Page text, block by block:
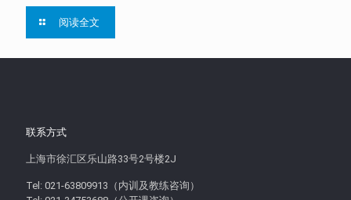
阅读全文
联系方式
上海市徐汇区乐山路33号2号楼2J
Tel: 021-63809913（内训及教练咨询）